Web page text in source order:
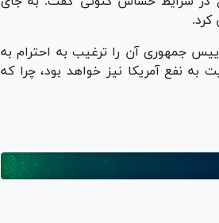
کرد.
جمهوری آن را ترغیب به احترام به
به نفع آمریکا نیز خواهد بود، چرا که